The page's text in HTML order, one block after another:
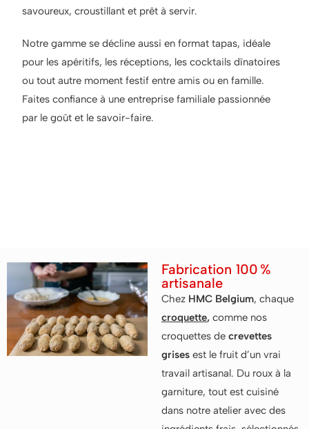
savoureux, croustillant et prêt à servir.
Notre gamme se décline aussi en format tapas, idéale
pour les apéritifs, les réceptions, les cocktails dînatoires
ou tout autre moment festif entre amis ou en famille.
Faites confiance à une entreprise familiale passionnée
par le goût et le savoir-faire.
Fabrication 100 %
artisanale
Chez HMC Belgium, chaque
croquette, comme nos
croquettes de crevettes
grises est le fruit d’un vrai
travail artisanal. Du roux à la
garniture, tout est cuisiné
dans notre atelier avec des